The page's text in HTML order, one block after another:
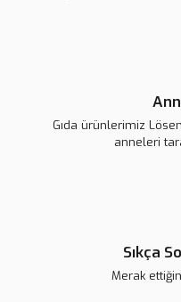
Gıda ürünlerimiz
anneleri
Sıkça
Merak